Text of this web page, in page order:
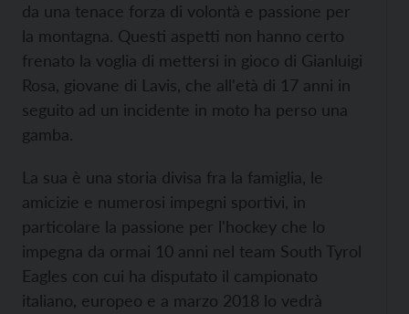
da una tenace forza di volontà e passione per
la montagna. Questi aspetti non hanno certo
frenato la voglia di mettersi in gioco di Gianluigi
Rosa, giovane di Lavis, che all'età di 17 anni in
seguito ad un incidente in moto ha perso una
gamba.
La sua è una storia divisa fra la famiglia, le
amicizie e numerosi impegni sportivi, in
particolare la passione per l'hockey che lo
impegna da ormai 10 anni nel team South Tyrol
Eagles con cui ha disputato il campionato
italiano, europeo e a marzo 2018 lo vedrà